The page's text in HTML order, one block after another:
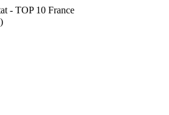
- TOP 10 France